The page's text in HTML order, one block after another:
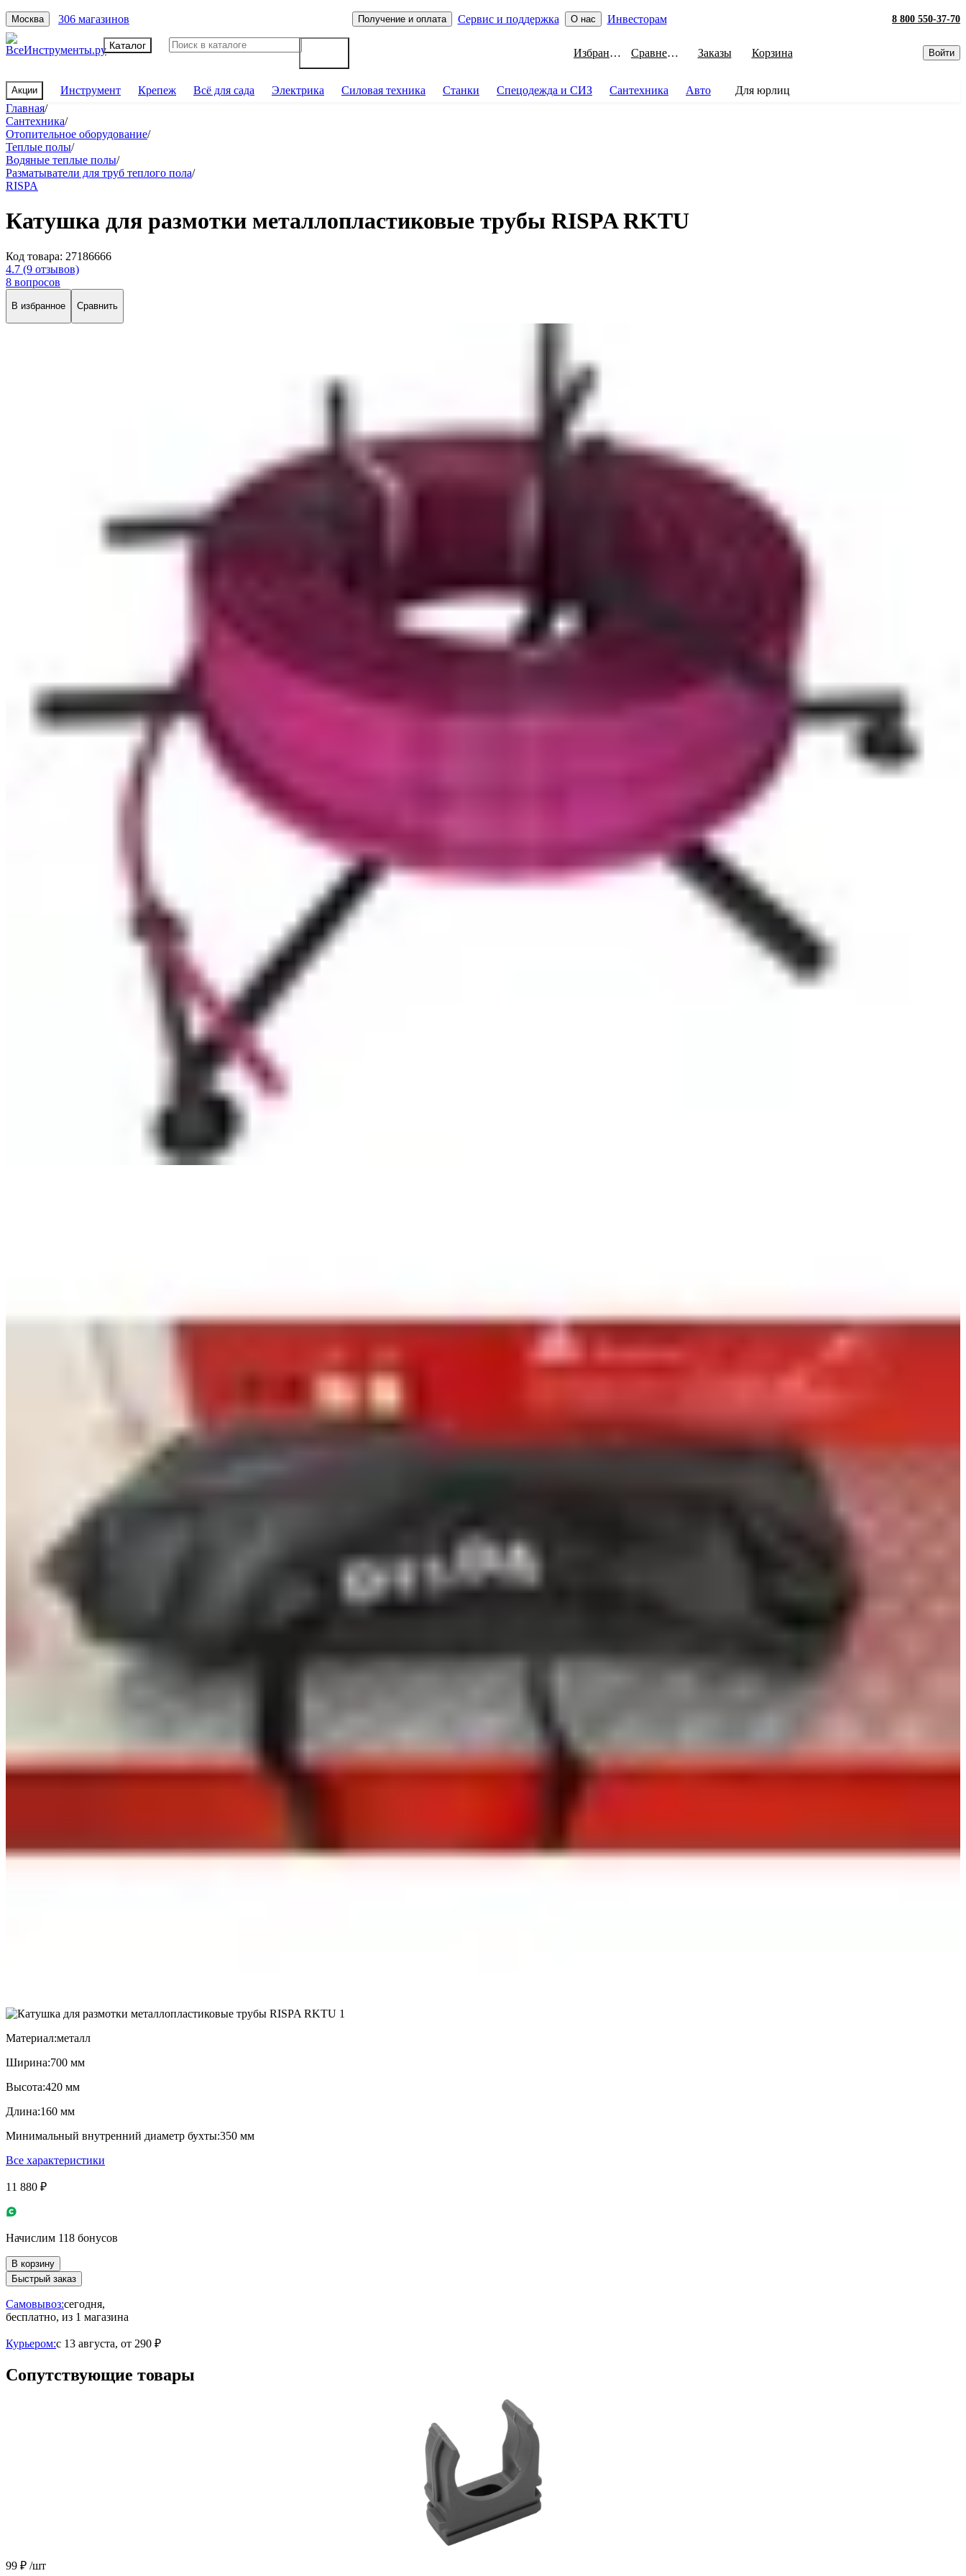
Москва 306 магазинов Получение и оплата Сервис и поддержка О нас Инвесторам 8 800 550-37-70
Каталог
Избранное Сравнение Заказы Корзина Войти
Акции Инструмент Крепеж Всё для сада Электрика Силовая техника Станки Спецодежда и СИЗ Сантехника Авто
Для юрлиц
Главная/
Сантехника/
Отопительное оборудование/
Теплые полы/
Водяные теплые полы/
Разматыватели для труб теплого пола/
RISPA
Катушка для размотки металлопластиковые трубы RISPA RKTU
Код товара: 27186666
4.7 (9 отзывов)
8 вопросов
В избранное Сравнить
Материал:металл
Ширина:700 мм
Высота:420 мм
Длина:160 мм
Минимальный внутренний диаметр бухты:350 мм
Все характеристики
11 880 ₽
Начислим 118 бонусов
В корзину
Быстрый заказ
Самовывоз:сегодня,
бесплатно, из 1 магазина
Курьером:c 13 августа, от 290 ₽
Сопутствующие товары
99 ₽ /шт